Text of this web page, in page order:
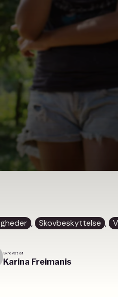
, Skovbeskyttelse ,
Skrevet af
Karina Freimanis